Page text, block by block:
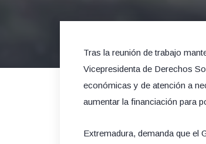
Tras la reunión de trabajo
Vicepresidenta de Derechos
económicas y de atención a
aumentar la financiación para
Extremadura, demanda que el